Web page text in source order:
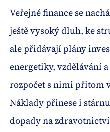
Veřejné finance se
ještě vysoký dluh, ke
ale přidávají plány
energetiky, vzdělávání
rozpočet s nimi přitom
Náklady přinese i
dopady na zdravotnictví